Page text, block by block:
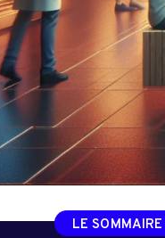
LE SOMMAIRE